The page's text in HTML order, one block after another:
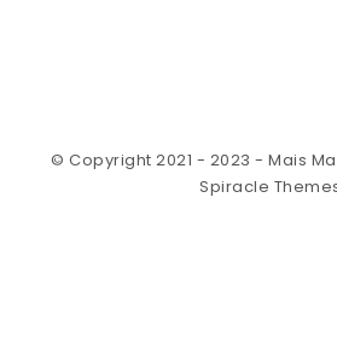
© Copyright 2021 - 2023 - Mais
Spiracle